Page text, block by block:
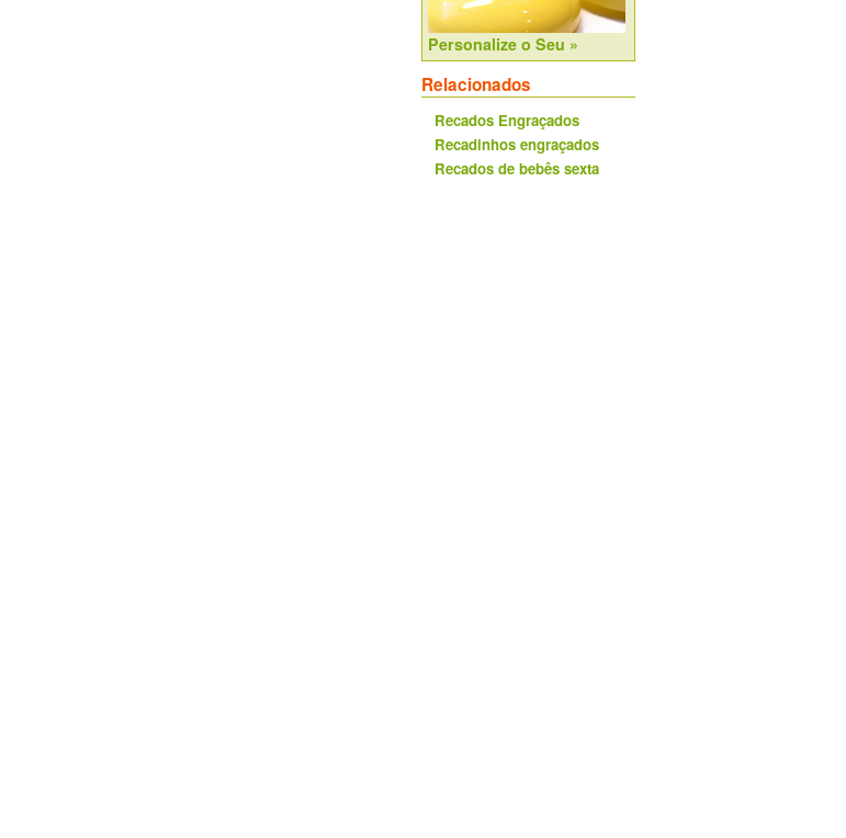
Personalize o Seu »
Relacionados
Recados Engraçados
Recadinhos engraçados
Recados de bebês sexta